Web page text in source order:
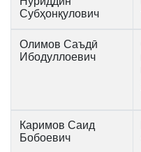
Субҳонқулович
Олимов Саъдӣ
Ибодуллоевич
Каримов Саид
Бобоевич